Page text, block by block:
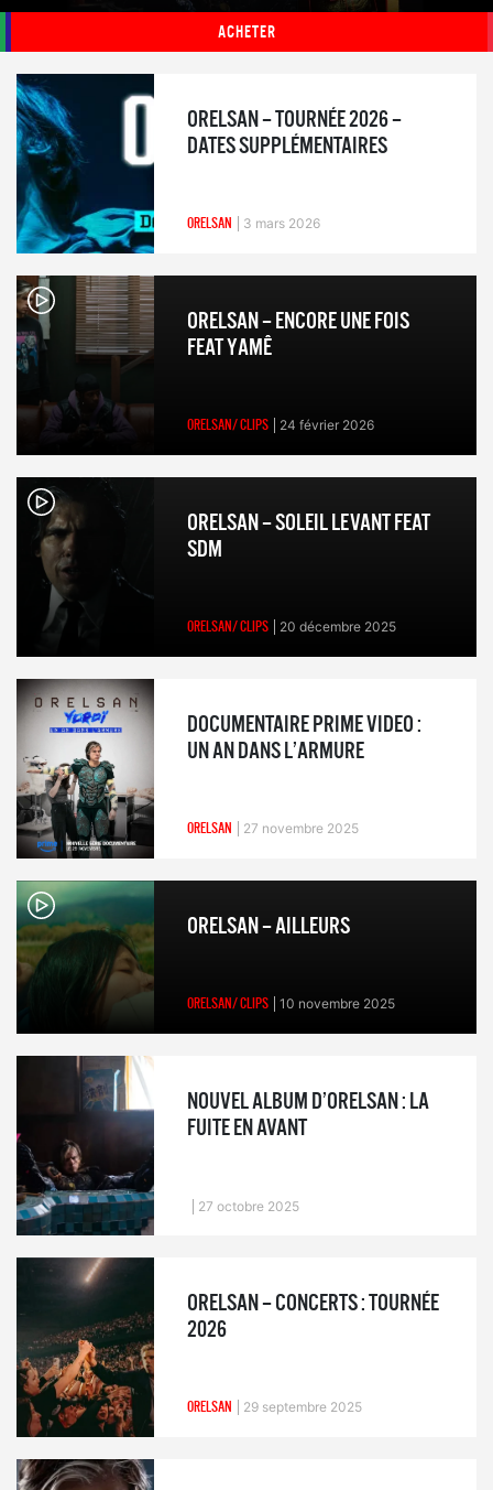
ACHETER
ORELSAN – TOURNÉE 2026 –
DATES SUPPLÉMENTAIRES
ORELSAN 3 mars 2026
ORELSAN – ENCORE UNE FOIS
FEAT YAMÊ
ORELSAN/ CLIPS 24 février 2026
ORELSAN – SOLEIL LEVANT FEAT
SDM
ORELSAN/ CLIPS 20 décembre 2025
DOCUMENTAIRE PRIME VIDEO :
UN AN DANS L’ARMURE
ORELSAN 27 novembre 2025
ORELSAN – AILLEURS
ORELSAN/ CLIPS 10 novembre 2025
NOUVEL ALBUM D’ORELSAN : LA
FUITE EN AVANT
27 octobre 2025
ORELSAN – CONCERTS : TOURNÉE
2026
ORELSAN 29 septembre 2025